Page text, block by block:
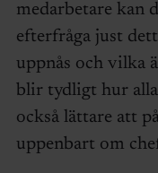
medarbetare kan
efterfråga just
uppnås och vilka
blir tydligt hur
också lättare att
uppenbart om